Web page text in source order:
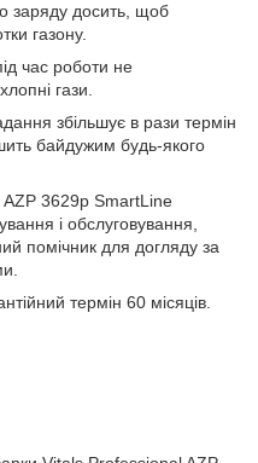
заряду досить, щоб
газону.
час роботи не
гази.
збільшує в рази термін
байдужим будь-якого
AZP 3629p SmartLine
і обслуговування,
помічник для догляду за
термін 60 місяців.